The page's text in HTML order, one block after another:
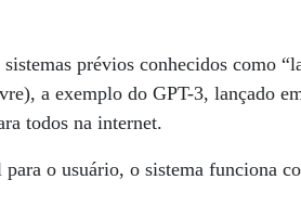
prévios conhecidos como
a exemplo do GPT-3, lançado
todos na internet.
o usuário, o sistema funciona